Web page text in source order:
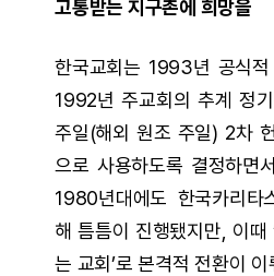
고통받는 지구촌에 희망을
한국교회는 1993년 공식
1992년 주교회의 추계 정
주일(해외 원조 주일) 2차
으로 사용하도록 결정하면
1980년대에도 한국카리타
해 틈틈이 진행됐지만, 이때
는 교회’로 본격적 전환이 이